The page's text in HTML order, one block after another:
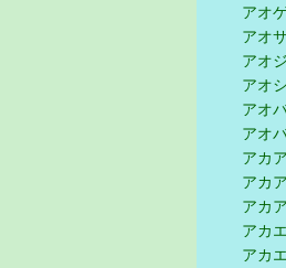
アオ
アオ
アオジ
アオ
アオ
アオ
アカ
アカ
アカ
アカ
アカ